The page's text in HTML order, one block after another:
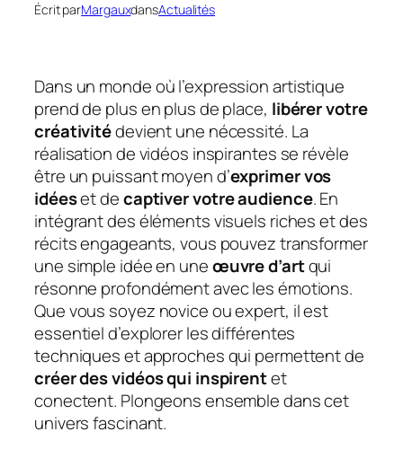
Écrit parMargauxdansActualités
Dans un monde où l’expression artistique
prend de plus en plus de place, libérer votre
créativitédevient une nécessité. La
réalisation de vidéos inspirantes se révèle
être un puissant moyen d’exprimer vos
idéeset decaptiver votre audience. En
intégrant des éléments visuels riches et des
récits engageants, vous pouvez transformer
une simple idée en uneœuvre d’artqui
résonne profondément avec les émotions.
Que vous soyez novice ou expert, il est
essentiel d’explorer les différentes
techniques et approches qui permettent de
créer des vidéos qui inspirentet
conectent. Plongeons ensemble dans cet
univers fascinant.